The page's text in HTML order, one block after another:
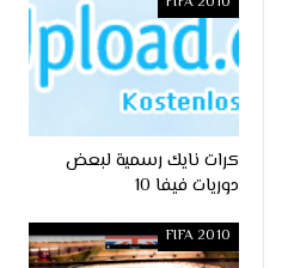
كرات نايك رسمية لبعض
دوريات فيفا 10
FIFA 2010